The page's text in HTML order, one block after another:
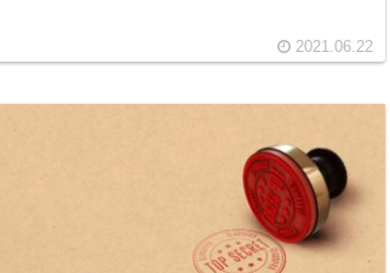
2021.06.22